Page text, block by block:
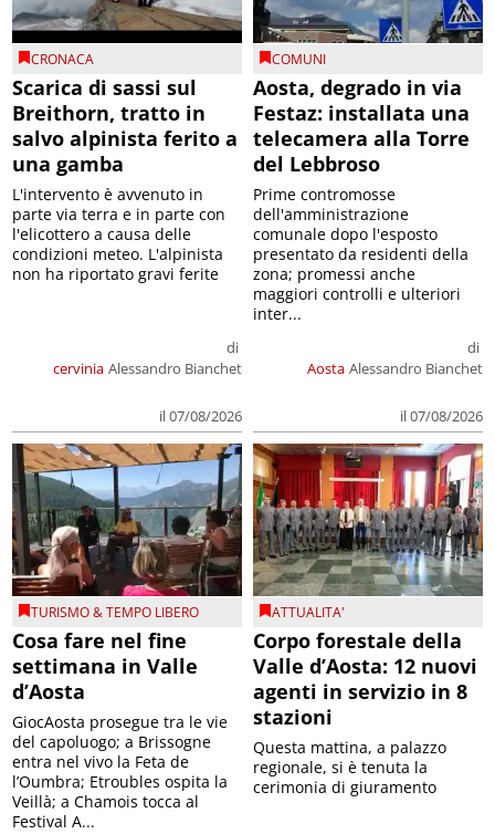
CRONACA
Scarica di sassi sul
Breithorn, tratto in
salvo alpinista ferito a
una gamba
cervinia
di
Alessandro Bianchet
il 07/08/2026
L'intervento è avvenuto in
parte via terra e in parte con
l'elicottero a causa delle
condizioni meteo. L'alpinista
non ha riportato gravi ferite
COMUNI
Aosta, degrado in via
Festaz: installata una
telecamera alla Torre
del Lebbroso
Aosta
di
Alessandro Bianchet
il 07/08/2026
Prime contromosse
dell'amministrazione
comunale dopo l'esposto
presentato da residenti della
zona; promessi anche
maggiori controlli e ulteriori
inter...
TURISMO & TEMPO LIBERO
Cosa fare nel fine
settimana in Valle
d’Aosta
GiocAosta prosegue tra le vie
del capoluogo; a Brissogne
entra nel vivo la Feta de
l’Oumbra; Etroubles ospita la
Veillà; a Chamois tocca al
Festival A...
ATTUALITA'
Corpo forestale della
Valle d’Aosta: 12 nuovi
agenti in servizio in 8
stazioni
Questa mattina, a palazzo
regionale, si è tenuta la
cerimonia di giuramento